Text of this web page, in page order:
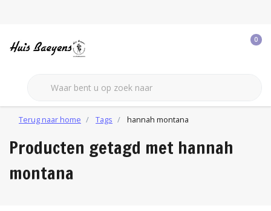
0
Terug naar home Tags hannah montana
Producten getagd met hannah
montana